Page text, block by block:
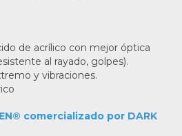
de acrílico con mejor óptica
al rayado, golpes).
y vibraciones.
comercializado por DARK